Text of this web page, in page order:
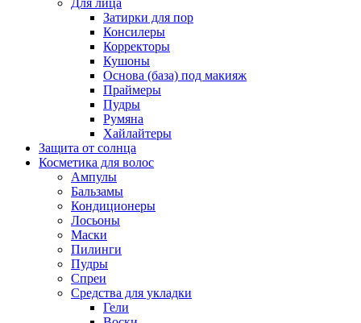
Для лица
Затирки для пор
Консилеры
Корректоры
Кушоны
Основа (база) под макияж
Праймеры
Пудры
Румяна
Хайлайтеры
Защита от солнца
Косметика для волос
Ампулы
Бальзамы
Кондиционеры
Лосьоны
Маски
Пилинги
Пудры
Спреи
Средства для укладки
Гели